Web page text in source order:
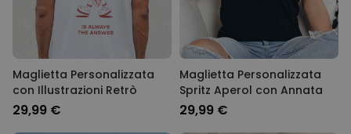
Maglietta Personalizzata
con Illustrazioni Retrò
29,99 €
Maglietta Personalizzata
Spritz Aperol con Annata
29,99 €